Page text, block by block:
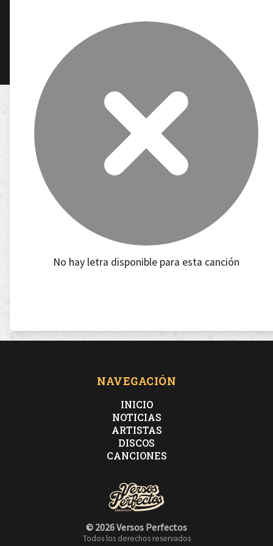
No hay letra disponible para esta canción
NAVEGACIÓN
INICIO
NOTICIAS
ARTISTAS
DISCOS
CANCIONES
© 2026 Versos Perfectos
Todos los derechos reservados